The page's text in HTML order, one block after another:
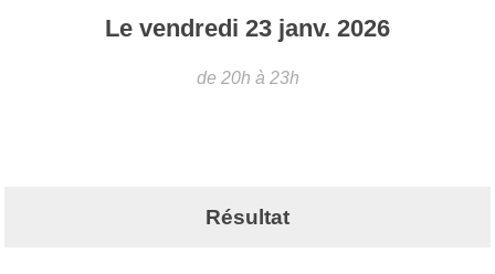
Le vendredi 23 janv. 2026
de 20h à 23h
Résultat